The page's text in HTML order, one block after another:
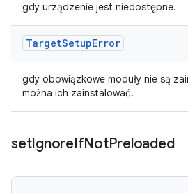
gdy urządzenie jest niedostępne.
TargetSetupError
gdy obowiązkowe moduły nie są
można ich zainstalować.
setIgnoreIfNotPreloaded